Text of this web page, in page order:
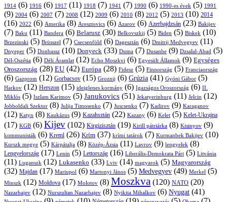
1914 (6) 1916 (6) 1917 (11) 1918 (7) 1941 (7) 1990 (6) 1990-es évek (5) 1991
(9) 2004 (6) 2007 (7) 2008 (12) 2009 (6) 2010 (8) 2012 (5) 2013 (10) 2014
(16) 2022 (6) Amerika (8) Aresztovics (6) Azarov (6) Azerbajdzsán (23) Bakijev
(7) Baku (11) Bandera (6) Belarusz (30) Belkovszkij (5) Biden (5) Biskek (10)
Brzezinski (5) Brüsszel (7) Csecsenföld (6) Dagesztán (6) Dmitrij Medvegyev (11)
Dnyeper (5) Donbassz (10) Donyeck (33) Duma (7) Dusanbe (9) Dzsalal-Abad (5)
Dél-Oszétia (6) Déli Áramlat (12) Echo Moszkvi (6) Egyesült Államok (9) Egységes
Oroszország (28) EU (42) Európa (28) Fidesz (5) Finnország (5) Franciaország
(6) Gazprom (12) Gorbacsov (15) Groznij (6) Grúzia (41) Gyóni Gábor (5)
Harkov (12) Herszon (15) ideiglenes kormány (6) Igazságos Oroszország (6) II.
Miklós (5) Iszlam Karimov (5) Janukovics (51) Jekatyerinburg (11) Jelcin (12)
Jobboldali Szektor (8) Julija Timosenko (7) Juscsenko (7) Kadirov (9) Karaganov
(12) Katyn (8) Kaukázus (9) Kazahsztán (22) Kazany (6) Kelet (5) Kelet-Ukrajna
(17) KGB (6) Kijev (102) Kirgizisztán (19) Kirill pátriárka (8) Kisinyov (9)
kommunisták (6) Kreml (26) Krím (37) krími tatárok (7) Kurmanbek Bakijev (10)
Kurszk megye (5) Kárpátalja (8) Közép-Ázsia (11) Lavrov (9) lengyelek (8)
Lengyelország (17) Lenin (5) Lettország (16) Liberális-Demokrata Párt (5) Litvánia
(11) Luganszk (12) Lukasenko (33) Lviv (14) magyarok (5) Magyarország
(32) Majdan (17) Mariupol (6) Martonyi János (5) Medvegyev (49) Merkel (5)
Minszk (12) Moldova (17) Molotov (8) Moszkva (120) NATO (20)
Nazarbajev (12) Nurszultan Nazarbajev (8) Nyikita Mihalkov (6) Nyugat (41)